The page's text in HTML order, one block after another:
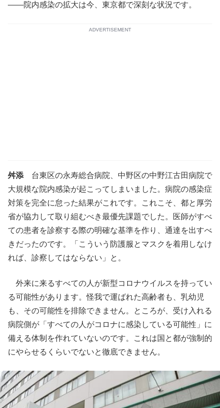
――院内感染の拡大は今、東京都で深刻な状況です。
ADVERTISEMENT
舛添 台東区の永寿総合病院、中野区の中野江古田病院で
大規模な院内感染が起こってしまいました。病院の感染症
対策を完全に怠った結果がこれです。これこそ、都と厚労
省が協力して取り組むべき最優先課題でした。医師がすべ
ての患者を診察する際の明確な基準を作り、通達を出すべ
きだったのです。「こういう防護服とマスクを着用しなけ
れば、診察してはならない」と。
外来に来るすべての人が新型コロナウイルスを持ってい
る可能性があります。怪我で運ばれた高齢者も、乳幼児
も、その可能性を排除できません。ところが、受け入れる
病院側が「すべての人がコロナに感染している可能性」に
備える体制を作れていないのです。これは国と都が強制的
にやらせるくらいでないと徹底できません。